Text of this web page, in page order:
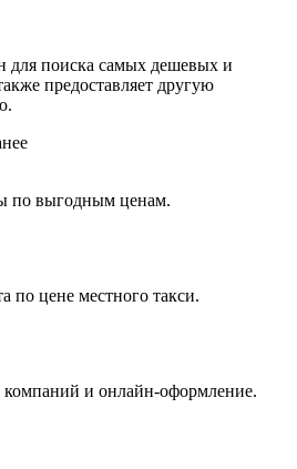
для поиска самых дешевых и
предоставляет другую
по выгодным ценам.
по цене местного такси.
и онлайн-оформление.